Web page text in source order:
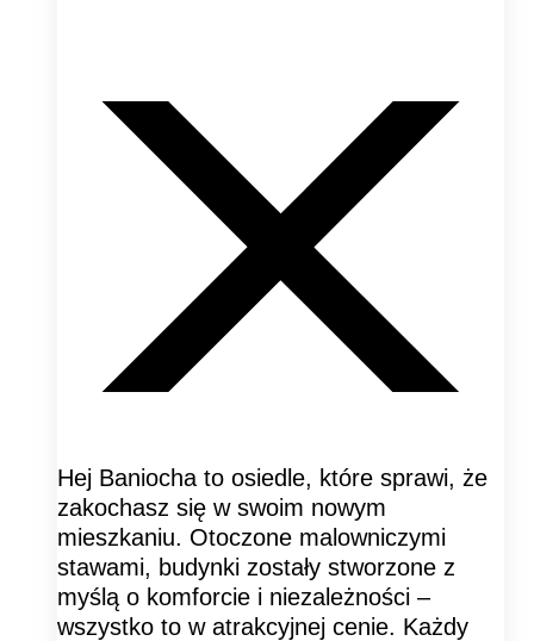
Hej Baniocha to osiedle, które sprawi, że
zakochasz się w swoim nowym
mieszkaniu. Otoczone malowniczymi
stawami, budynki zostały stworzone z
myślą o komforcie i niezależności –
wszystko to w atrakcyjnej cenie. Każdy